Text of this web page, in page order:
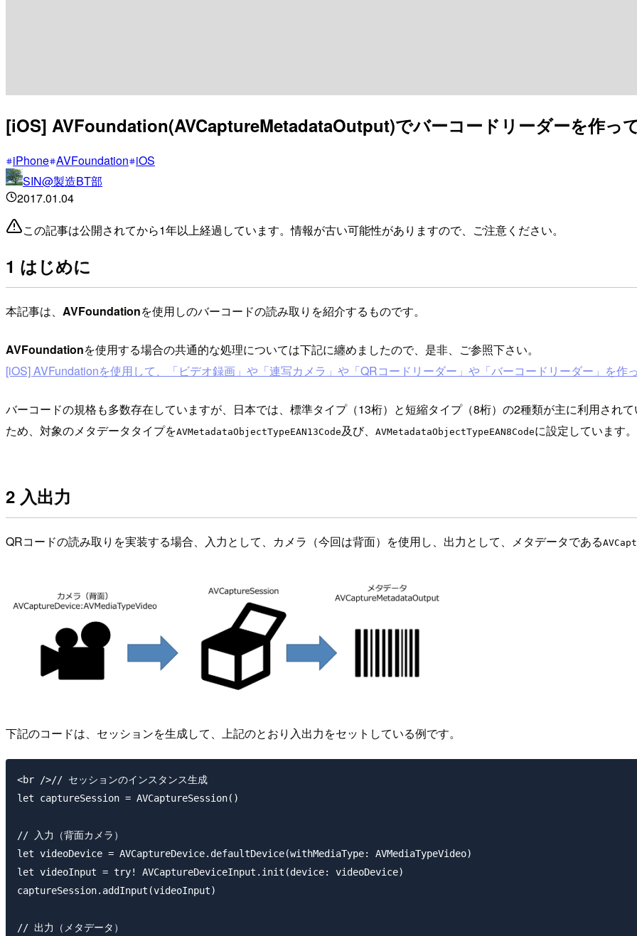
[iOS] AVFoundation(AVCaptureMetadataOutput)でバーコードリーダーを作っ
iPhone AVFoundation iOS
SIN@製造BT部
2017.01.04
この記事は公開されてから1年以上経過しています。情報が古い可能性がありますので、ご注意ください。
1 はじめに
本記事は、 AVFoundationを使用しのバーコードの読み取りを紹介するものです。
AVFoundationを使用する場合の共通的な処理については下記に纏めましたので、是非、ご参照下さい。
[iOS] AVFundationを使用して、「ビデオ録画」や「連写カメラ」や「QRコードリーダー」や「バーコードリーダー」を作
バーコードの規格も多数存在していますが、日本では、標準タイプ（13桁）と短縮タイプ（8桁）の2種類が主に利用され
ため、対象のメタデータタイプをAVMetadataObjectTypeEAN13Code及び、 AVMetadataObjectTypeEAN8Codeに設定しています。
2 入出力
QRコードの読み取りを実装する場合、入力として、カメラ（今回は背面）を使用し、出力として、メタデータである
下記のコードは、セッションを生成して、上記のとおり入出力をセットしている例です。
<br />// セッションのインスタンス生成
let captureSession = AVCaptureSession()
// 入力（背面カメラ）
let videoDevice = AVCaptureDevice.defaultDevice(withMediaType: AVMediaTypeVideo)
let videoInput = try! AVCaptureDeviceInput.init(device: videoDevice)
captureSession.addInput(videoInput)
// 出力（メタデータ）